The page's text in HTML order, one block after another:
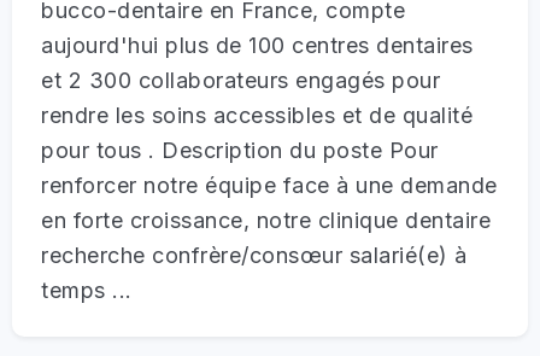
bucco-dentaire en France, compte
aujourd'hui plus de 100 centres dentaires
et 2 300 collaborateurs engagés pour
rendre les soins accessibles et de qualité
pour tous . Description du poste Pour
renforcer notre équipe face à une demande
en forte croissance, notre clinique dentaire
recherche confrère/consœur salarié(e) à
temps ...